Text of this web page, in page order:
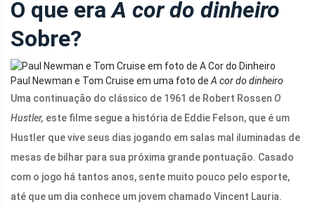
O que eraA cor do dinheiro
Sobre?
Paul Newman e Tom Cruise em uma foto deA cor do dinheiro
Uma continuação do clássico de 1961 de Robert Rossen O
Hustler, este filme segue a história de Eddie Felson, que é um
Hustler que vive seus dias jogando em salas mal iluminadas de
mesas de bilhar para sua próxima grande pontuação. Casado
com o jogo há tantos anos, sente muito pouco pelo esporte,
até que um dia conhece um jovem chamado Vincent Lauria.